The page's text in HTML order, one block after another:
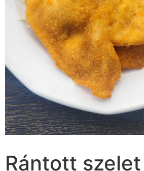
Rántott